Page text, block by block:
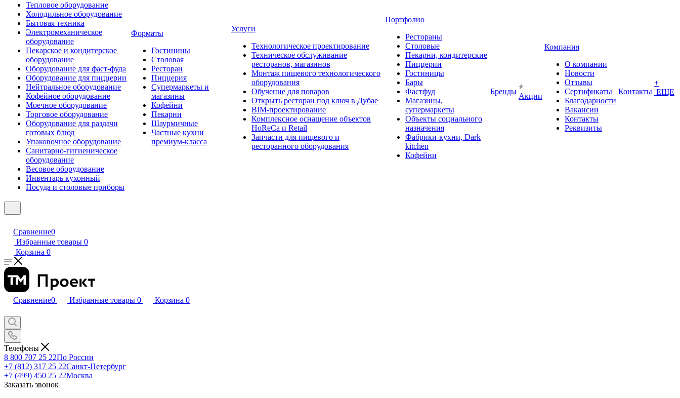
Тепловое оборудование
Холодильное оборудование
Бытовая техника
Электромеханическое
оборудование
Пекарское и кондитерское
оборудование
Оборудование для фаст-фуда
Оборудование для пиццерии
Нейтральное оборудование
Кофейное оборудование
Моечное оборудование
Торговое оборудование
Оборудование для раздачи
готовых блюд
Упаковочное оборудование
Санитарно-гигиеническое
оборудование
Весовое оборудование
Инвентарь кухонный
Посуда и столовые приборы
Форматы
Гостиницы
Столовая
Ресторан
Пиццерия
Супермаркеты и
магазины
Кофейни
Пекарни
Шаурмичные
Частные кухни
премиум-класса
Услуги
Технологическое проектирование
Техническое обслуживание
ресторанов, магазинов
Монтаж пищевого технологического
оборудования
Обучение для поваров
Открыть ресторан под ключ в Дубае
BIM-проектирование
Комплексное оснащение объектов
HoReCa и Retail
Запчасти для пищевого и
ресторанного оборудования
Портфолио
Рестораны
Столовые
Пекарни, кондитерские
Пиццерии
Гостиницы
Бары
Фастфуд
Магазины,
супермаркеты
Объекты социального
назначения
Фабрики-кухни, Dark
kitchen
Кофейни
Бренды
Акции
Компания
О компании
Новости
Отзывы
Сертификаты
Благодарности
Вакансии
Контакты
Реквизиты
Контакты
+
ЕЩЕ
Сравнение0
Избранные товары 0
Корзина 0
Сравнение0 Избранные товары 0 Корзина 0
Телефоны
8 800 707 25 22По России
+7 (812) 317 25 22Санкт-Петербург
+7 (499) 450 25 22Москва
Заказать звонок